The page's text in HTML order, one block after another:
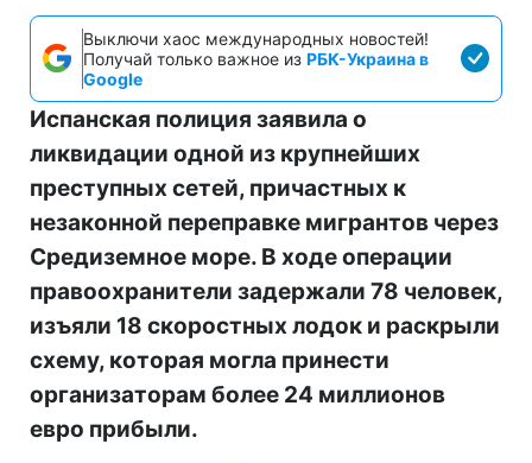
Выключи хаос международных новостей!
Получай только важное из РБК-Украина в
Google
Испанская полиция заявила о
ликвидации одной из крупнейших
преступных сетей, причастных к
незаконной переправке мигрантов через
Средиземное море. В ходе операции
правоохранители задержали 78 человек,
изъяли 18 скоростных лодок и раскрыли
схему, которая могла принести
организаторам более 24 миллионов
евро прибыли.